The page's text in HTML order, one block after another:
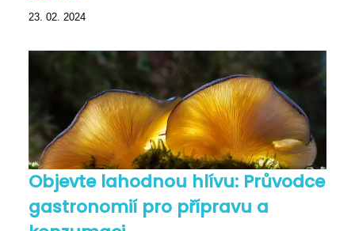
23. 02. 2024
Objevte lahodnou hlívu: Průvodce
gastronomií pro přípravu a